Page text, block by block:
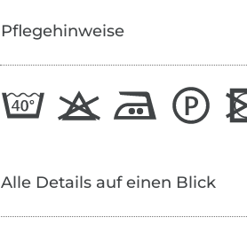
Pflegehinweise
Alle Details auf einen Blick